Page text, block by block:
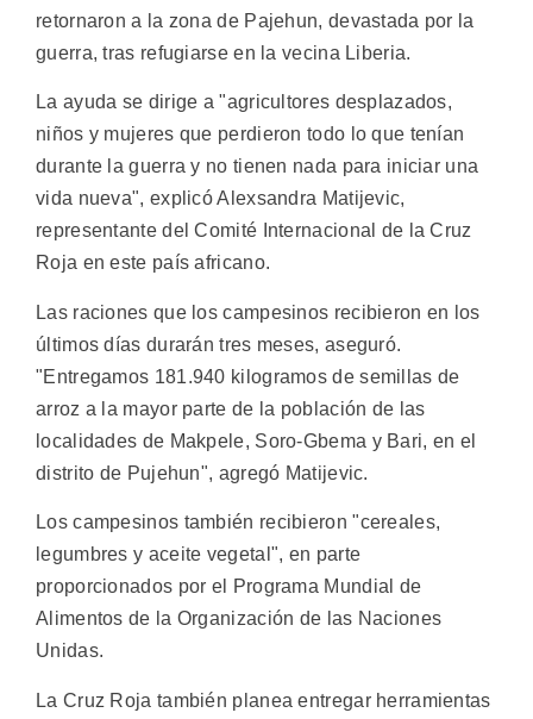
retornaron a la zona de Pajehun, devastada por la
guerra, tras refugiarse en la vecina Liberia.
La ayuda se dirige a "agricultores desplazados,
niños y mujeres que perdieron todo lo que tenían
durante la guerra y no tienen nada para iniciar una
vida nueva", explicó Alexsandra Matijevic,
representante del Comité Internacional de la Cruz
Roja en este país africano.
Las raciones que los campesinos recibieron en los
últimos días durarán tres meses, aseguró.
"Entregamos 181.940 kilogramos de semillas de
arroz a la mayor parte de la población de las
localidades de Makpele, Soro-Gbema y Bari, en el
distrito de Pujehun", agregó Matijevic.
Los campesinos también recibieron "cereales,
legumbres y aceite vegetal", en parte
proporcionados por el Programa Mundial de
Alimentos de la Organización de las Naciones
Unidas.
La Cruz Roja también planea entregar herramientas